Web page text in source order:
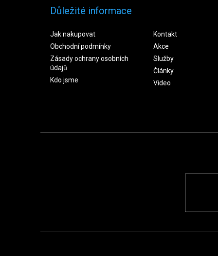
Důležité informace
Jak nakupovat
Obchodní podmínky
Zásady ochrany osobních
údajů
Kdo jsme
Kontakt
Akce
Služby
Články
Video